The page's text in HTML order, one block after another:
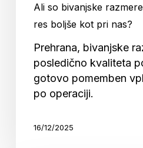
Ali so bivanjske
res boljše kot pri nas?
Prehrana, bivanjske
posledično kvaliteta
gotovo pomemben
po operaciji.
16/12/2025